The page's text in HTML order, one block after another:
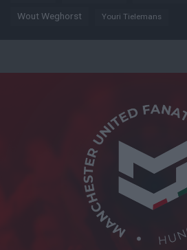
Wout Weghorst Youri Tielemans